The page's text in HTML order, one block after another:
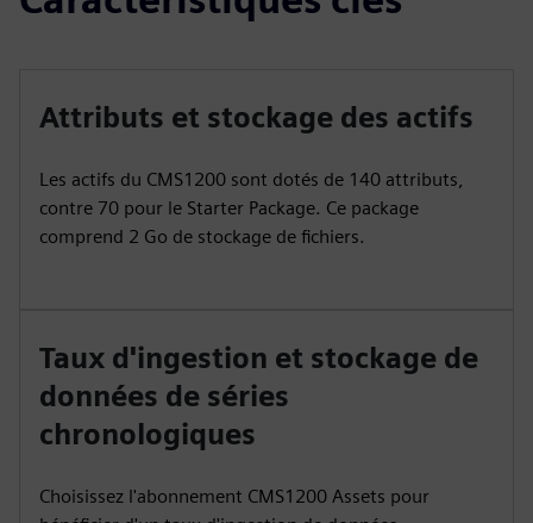
Attributs et stockage des actifs
Les actifs du CMS1200 sont dotés de 140 attributs,
contre 70 pour le Starter Package. Ce package
comprend 2 Go de stockage de fichiers.
Taux d'ingestion et stockage de
données de séries
chronologiques
Choisissez l'abonnement CMS1200 Assets pour